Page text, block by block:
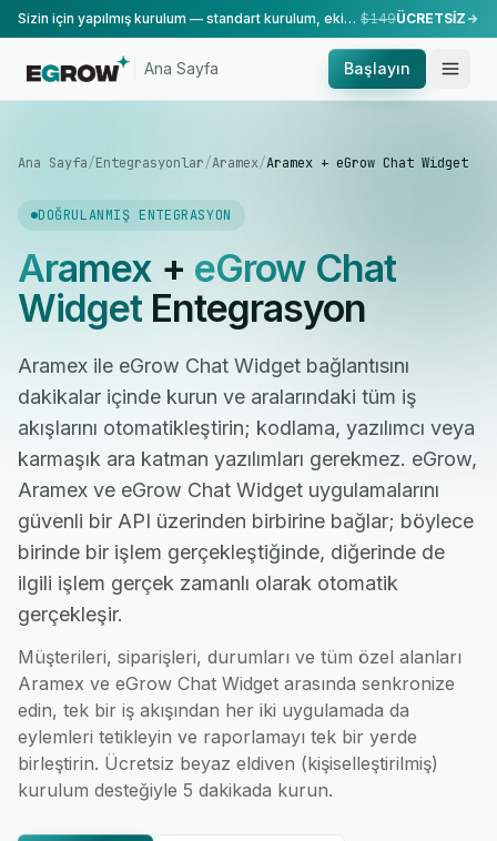
Sizin için yapılmış kurulum — standart kurulum, ekibimiz tarafından yapılır. $149ÜCRETSİZ
Ana Sayfa Başlayın
Ana Sayfa/Entegrasyonlar/Aramex/Aramex + eGrow Chat Widget
DOĞRULANMIŞ ENTEGRASYON
Aramex+ eGrow Chat
WidgetEntegrasyon
Aramex ile eGrow Chat Widget bağlantısını
dakikalar içinde kurun ve aralarındaki tüm iş
akışlarını otomatikleştirin; kodlama, yazılımcı veya
karmaşık ara katman yazılımları gerekmez. eGrow,
Aramex ve eGrow Chat Widget uygulamalarını
güvenli bir API üzerinden birbirine bağlar; böylece
birinde bir işlem gerçekleştiğinde, diğerinde de
ilgili işlem gerçek zamanlı olarak otomatik
gerçekleşir.
Müşterileri, siparişleri, durumları ve tüm özel alanları
Aramex ve eGrow Chat Widget arasında senkronize
edin, tek bir iş akışından her iki uygulamada da
eylemleri tetikleyin ve raporlamayı tek bir yerde
birleştirin. Ücretsiz beyaz eldiven (kişiselleştirilmiş)
kurulum desteğiyle 5 dakikada kurun.